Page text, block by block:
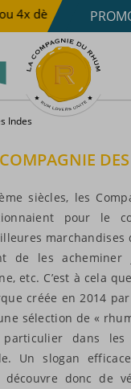
dès 100 €
Indes
COMPAGNIE
siècles, les
pour le
marchandises
de les acheminer
référence le
créée en 2014
sélection de «
dans les
Un slogan